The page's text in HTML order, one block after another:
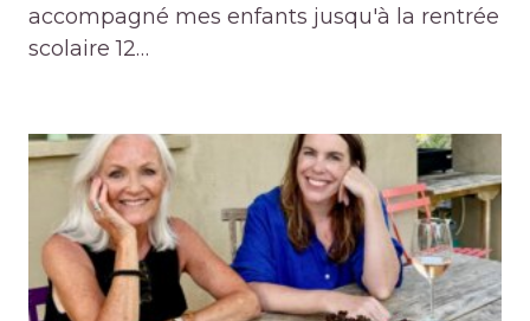
accompagné mes enfants jusqu'à la rentrée
scolaire 12…